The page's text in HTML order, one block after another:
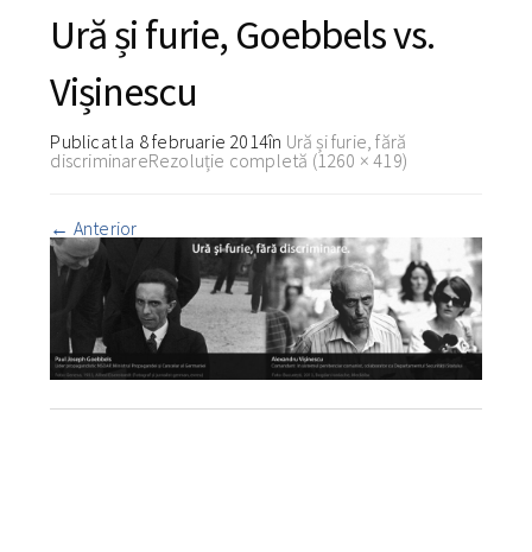
Ură și furie, Goebbels vs.
Vișinescu
Publicat la 8 februarie 2014în Ură și furie, fără
discriminareRezoluție completă (1260 × 419)
← Anterior